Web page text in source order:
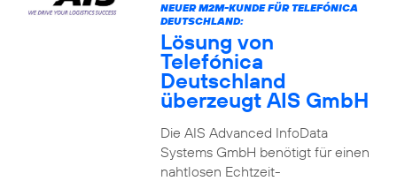
NEUER M2M-KUNDE FÜR TELEFÓNICA
DEUTSCHLAND:
Lösung von
Telefónica
Deutschland
überzeugt AIS GmbH
Die AIS Advanced InfoData
Systems GmbH benötigt für einen
nahtlosen Echtzeit-